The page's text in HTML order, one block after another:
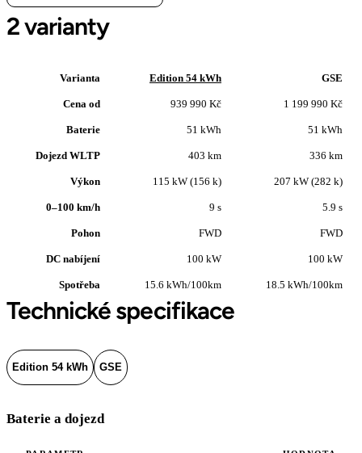
2 varianty
Varianta Edition 54 kWh GSE
Cena od 939 990 Kč 1 199 990 Kč
Baterie 51 kWh 51 kWh
Dojezd WLTP 403 km 336 km
Výkon 115 kW (156 k) 207 kW (282 k)
0–100 km/h 9 s 5.9 s
Pohon FWD FWD
DC nabíjení 100 kW 100 kW
Spotřeba 15.6 kWh/100km 18.5 kWh/100km
Technické specifikace
Edition 54 kWh GSE
Baterie a dojezd